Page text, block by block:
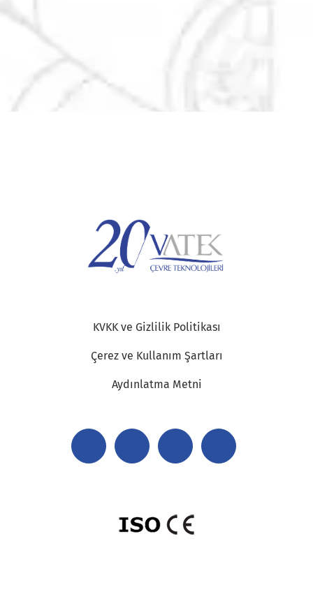
KVKK ve Gizlilik Politikası
Çerez ve Kullanım Şartları
Aydınlatma Metni